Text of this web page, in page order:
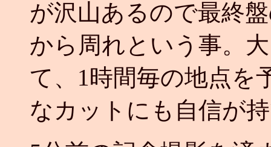
が沢山あるので最終
から周れという事。
て、1時間毎の地点を
なカットにも自信が